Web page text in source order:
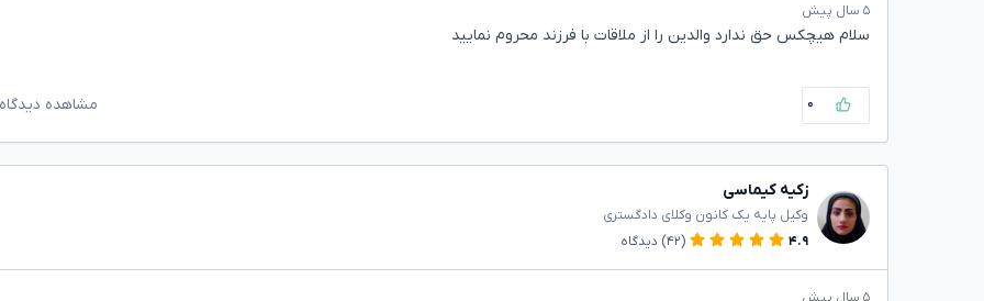
۵ سال پیش
سلام هیچکس حق ندارد والدین را از ملاقات با فرزند محروم نمایید
۰ مشاهده
زکیه کیماسی
وکیل پایه یک کانون وکلای دادگستری
۴.۹
(۴۲) دیدگاه
۵ سال پیش